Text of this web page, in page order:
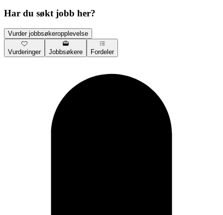
Har du søkt jobb her?
Vurder jobbsøkeropplevelse
Vurderinger Jobbsøkere Fordeler